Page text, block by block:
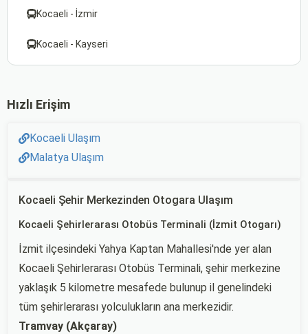
Kocaeli - İzmir
Kocaeli - Kayseri
Hızlı Erişim
Kocaeli Ulaşım
Malatya Ulaşım
Kocaeli Şehir Merkezinden Otogara Ulaşım
Kocaeli Şehirlerarası Otobüs Terminali (İzmit Otogarı)
İzmit ilçesindeki Yahya Kaptan Mahallesi'nde yer alan
Kocaeli Şehirlerarası Otobüs Terminali, şehir merkezine
yaklaşık 5 kilometre mesafede bulunup il genelindeki
tüm şehirlerarası yolculukların ana merkezidir.
Tramvay (Akçaray)